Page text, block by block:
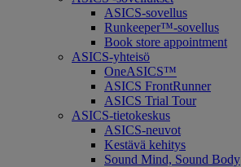
ASICS-sovellus
Runkeeper™-sovellus
Book store appointment
ASICS-yhteisö
OneASICS™
ASICS FrontRunner
ASICS Trial Tour
ASICS-tietokeskus
ASICS-neuvot
Kestävä kehitys
Sound Mind, Sound Body